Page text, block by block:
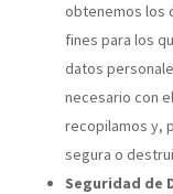
obtenemos los
fines para los
datos
necesario con
recopilamos y,
segura o
Seguridad de